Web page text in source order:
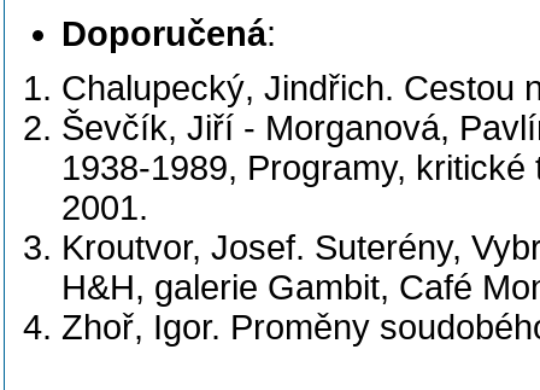
Doporučená:
Chalupecký, Jindřich. Cestou
Ševčík, Jiří - Morganová,
1938-1989, Programy,
2001.
Kroutvor, Josef. Suterény,
H&H, galerie Gambit, Café
Zhoř, Igor. Proměny